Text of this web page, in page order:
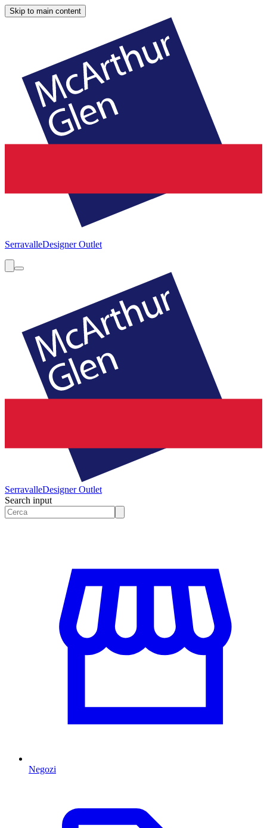
Skip to main content
SerravalleDesigner Outlet
SerravalleDesigner Outlet
Search input
Negozi